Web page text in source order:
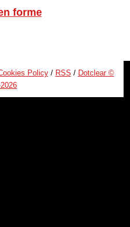
forme
Policy/ RSS / Dotclear ©